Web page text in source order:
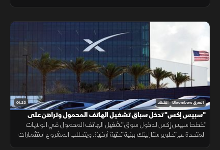
01:23 الشرق Bloomberg اقتصاد
"سبيس إكس" تدخل سباق تشغيل الهاتف المحمول وتراهن على
"ستارلينك"
تخطط سبيس إكس لدخول سوق تشغيل الهاتف المحمول في الولايات
المتحدة عبر تطوير ستارلينك ببنية تحتية أرضية. ويتطلب المشروع استثمارات